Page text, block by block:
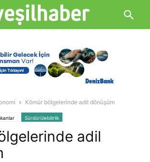
Kömür bölgelerinde adil dönüşüm
Sürdürülebilirlik
adil